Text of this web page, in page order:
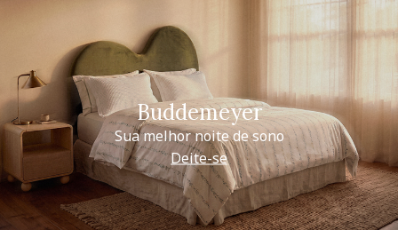
Buddemeyer
Sua melhor noite de sono
Deite-se